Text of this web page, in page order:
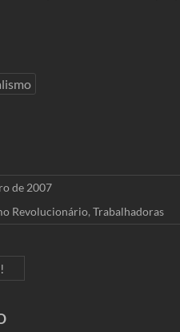
de 2007
Revolucionário, Trabalhadoras